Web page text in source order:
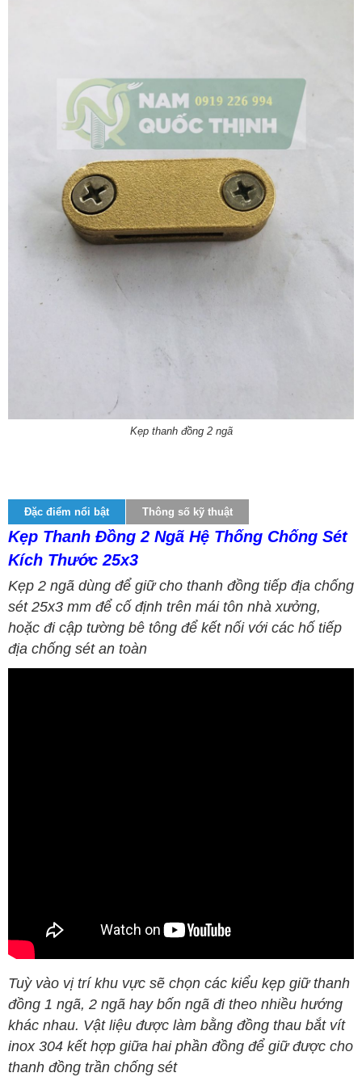
Kẹp thanh đồng 2 ngã
Đặc điểm nổi bật Thông số kỹ thuật
Kẹp Thanh Đồng 2 Ngã Hệ Thống Chống Sét
Kích Thước 25x3
Kẹp 2 ngã dùng để giữ cho thanh đồng tiếp địa chống
sét 25x3 mm để cố định trên mái tôn nhà xưởng,
hoặc đi cập tường bê tông để kết nối với các hố tiếp
địa chống sét an toàn
Tuỳ vào vị trí khu vực sẽ chọn các kiểu kẹp giữ thanh
đồng 1 ngã, 2 ngã hay bốn ngã đi theo nhiều hướng
khác nhau. Vật liệu được làm bằng đồng thau bắt vít
inox 304 kết hợp giữa hai phần đồng để giữ được cho
thanh đồng trần chống sét